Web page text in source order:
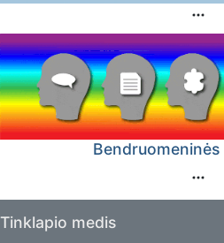
Tinklapio medis